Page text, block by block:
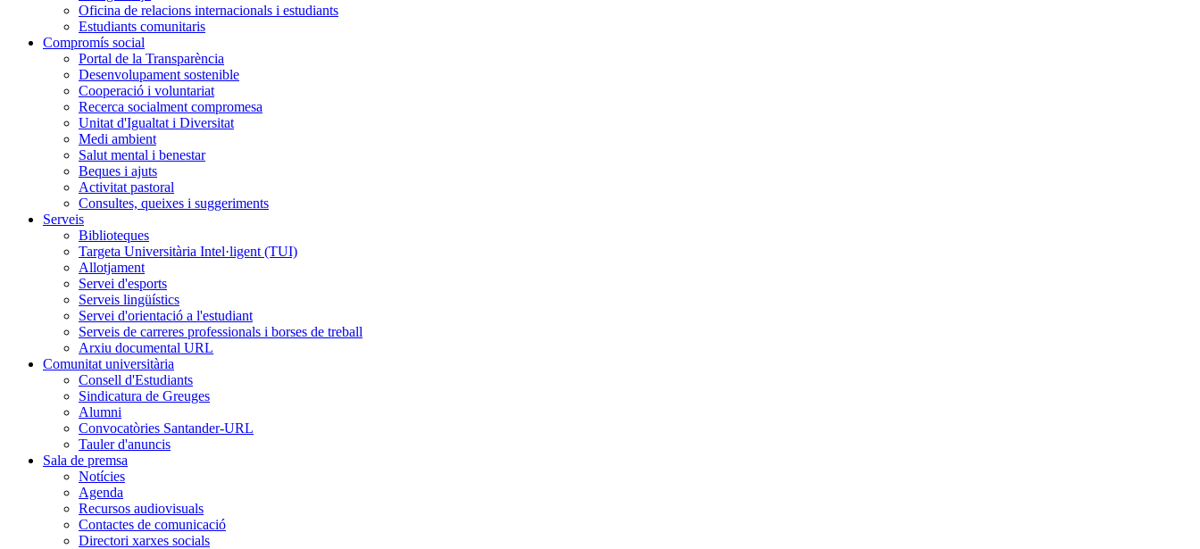
Oficina de relacions internacionals i estudiants
Estudiants comunitaris
Compromís social
Portal de la Transparència
Desenvolupament sostenible
Cooperació i voluntariat
Recerca socialment compromesa
Unitat d'Igualtat i Diversitat
Medi ambient
Salut mental i benestar
Beques i ajuts
Activitat pastoral
Consultes, queixes i suggeriments
Serveis
Biblioteques
Targeta Universitària Intel·ligent (TUI)
Allotjament
Servei d'esports
Serveis lingüístics
Servei d'orientació a l'estudiant
Serveis de carreres professionals i borses de treball
Arxiu documental URL
Comunitat universitària
Consell d'Estudiants
Sindicatura de Greuges
Alumni
Convocatòries Santander-URL
Tauler d'anuncis
Sala de premsa
Notícies
Agenda
Recursos audiovisuals
Contactes de comunicació
Directori xarxes socials